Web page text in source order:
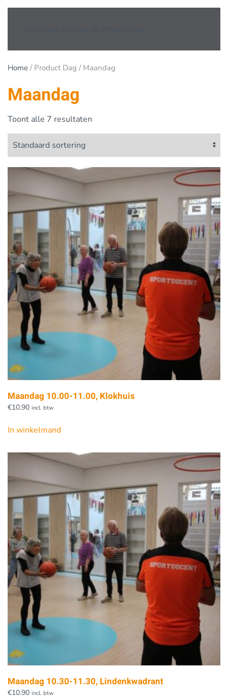
Home / Product Dag / Maandag
Maandag
Toont alle 7 resultaten
Maandag 10.00-11.00, Klokhuis
€10.90 incl. btw
In winkelmand
Maandag 10.30-11.30, Lindenkwadrant
€10.90 incl. btw